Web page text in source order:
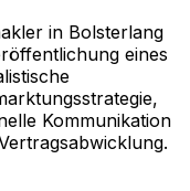
in Bolsterlang
eines
Kommunikation